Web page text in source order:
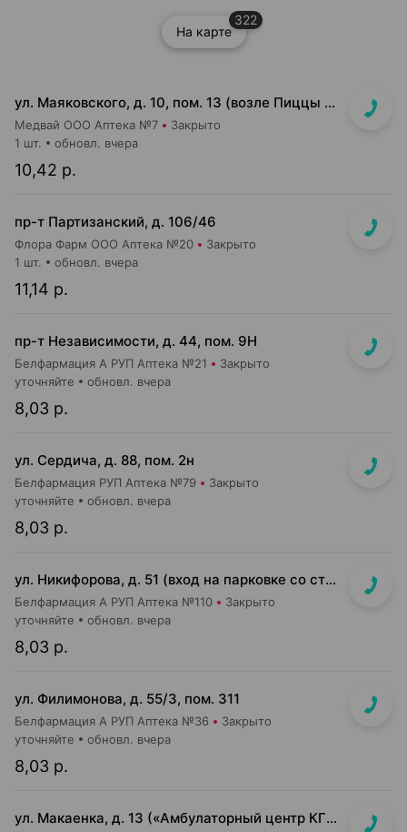
На карте
322
ул. Маяковского, д. 10, пом. 13 (возле Пиццы Мании)
Медвай ООО Аптека №7 Закрыто
10,42 р.
1 шт. обновл. вчера
пр-т Партизанский, д. 106/46
Флора Фарм ООО Аптека №20 Закрыто
11,14 р.
1 шт. обновл. вчера
пр-т Независимости, д. 44, пом. 9Н
Белфармация А РУП Аптека №21 Закрыто
8,03 р.
уточняйте обновл. вчера
ул. Сердича, д. 88, пом. 2н
Белфармация РУП Аптека №79 Закрыто
8,03 р.
уточняйте обновл. вчера
ул. Никифорова, д. 51 (вход на парковке со стороны ул. Стариновской)
Белфармация А РУП Аптека №110 Закрыто
8,03 р.
уточняйте обновл. вчера
ул. Филимонова, д. 55/3, пом. 311
Белфармация А РУП Аптека №36 Закрыто
8,03 р.
уточняйте обновл. вчера
ул. Макаенка, д. 13 («Амбулаторный центр КГБ»)